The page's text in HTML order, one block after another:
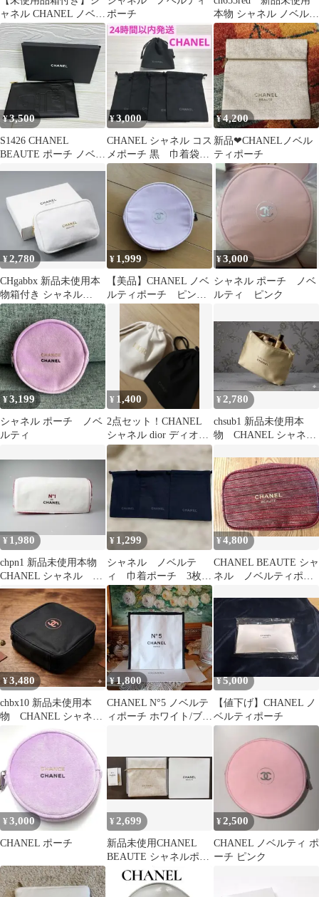
ャネル CHANEL ノベル
ティポーチ
ポーチ
本物 シャネル ノベルテ
ィマルチポーチ
¥3,500
S1426 CHANEL
BEAUTE ポーチ ノベル
¥3,000
CHANEL シャネル コス
メポーチ 黒 巾着袋
小物入れ ノベルテ
ィ 非売品
¥4,200
新品❤︎CHANELノベル
ティポーチ
¥2,780
CHgabbx 新品未使用本
物箱付き シャネル
CHANEL ノベルティポ
ーチ
¥ 1,999
【美品】CHANEL ノベ
ルティポーチ ピン
¥3,000
シャネル ポーチ ノベ
ルティ ピンク
¥3,199
シャネル ポーチ ノベ
ルティ
¥ 1,400
2点セット！CHANEL
シャネル dior ディオー
ル ノベルティ 巾着ポー
チ
¥2,780
chsub1 新品未使用本
物 CHANEL シャネ
¥ 1,980
chpn1 新品未使用本物
CHANEL シャネル ノ
ベルティポーチ
¥ 1,299
シャネル ノベルテ
ィ 巾着ポーチ 3枚セ
ット コットンタイプ
¥4,800
CHANEL BEAUTE シャ
ネル ノベルティポー
¥3,480
chbx10 新品未使用本
物 CHANEL シャネ
ル ノベルティポーチ
¥1,800
CHANEL N°5 ノベルテ
ィポーチ ホワイト/ブラ
¥5,000
【値下げ】CHANEL ノ
ベルティポーチ
¥ 3,000
CHANEL ポーチ
¥ 2,699
新品未使用CHANEL
BEAUTE シャネルポー
チ ノベルティゴール
ドベージュ
¥2,500
CHANEL ノベルティ ポ
ーチ ピンク